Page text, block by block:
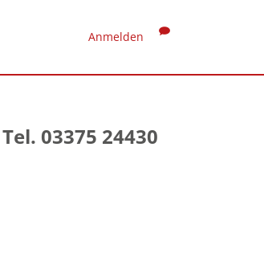
Anmelden
Tel. 03375 24430